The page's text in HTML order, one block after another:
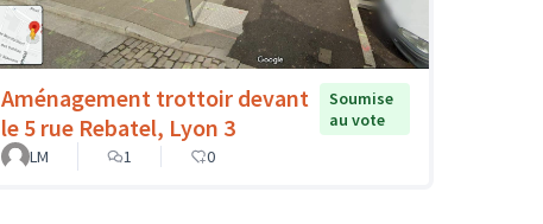
Aménagement trottoir devant
le 5 rue Rebatel, Lyon 3
Soumise
au vote
LM
1 0